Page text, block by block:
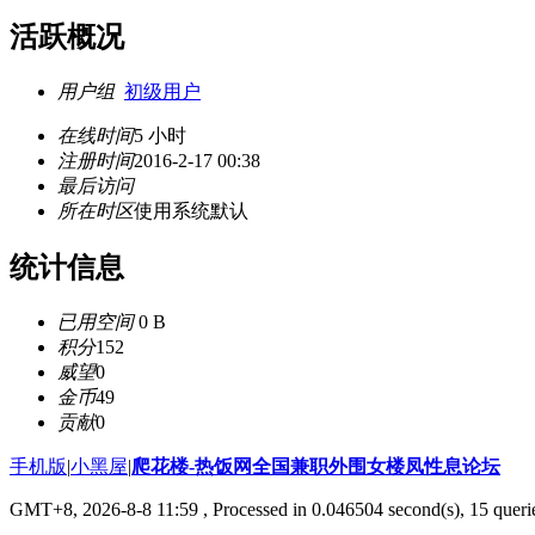
活跃概况
用户组 初级用户
在线时间5 小时
注册时间2016-2-17 00:38
最后访问
所在时区使用系统默认
统计信息
已用空间0 B
积分152
威望0
金币49
贡献0
手机版|小黑屋|爬花楼-热饭网全国兼职外围女楼凤性息论坛
GMT+8, 2026-8-8 11:59 , Processed in 0.046504 second(s), 15